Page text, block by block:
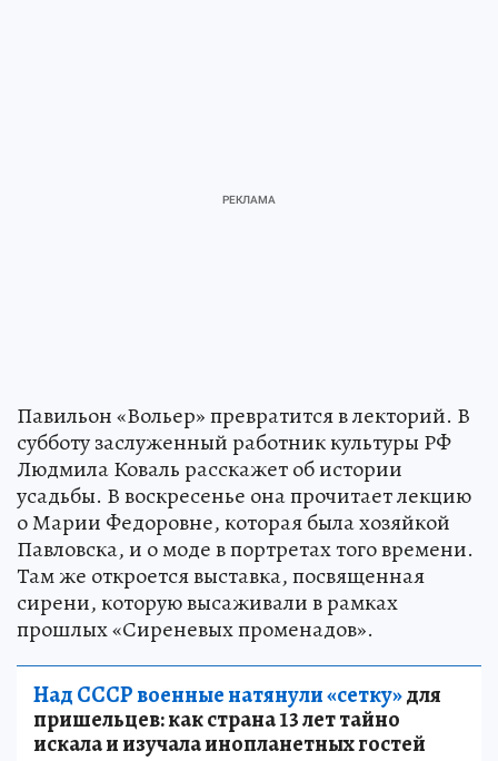
Павильон «Вольер» превратится в лекторий. В
субботу заслуженный работник культуры РФ
Людмила Коваль расскажет об истории
усадьбы. В воскресенье она прочитает лекцию
о Марии Федоровне, которая была хозяйкой
Павловска, и о моде в портретах того времени.
Там же откроется выставка, посвященная
сирени, которую высаживали в рамках
прошлых «Сиреневых променадов».
Над СССР военные натянули «сетку»для
пришельцев: как страна 13 лет тайно
искала и изучала инопланетных гостей